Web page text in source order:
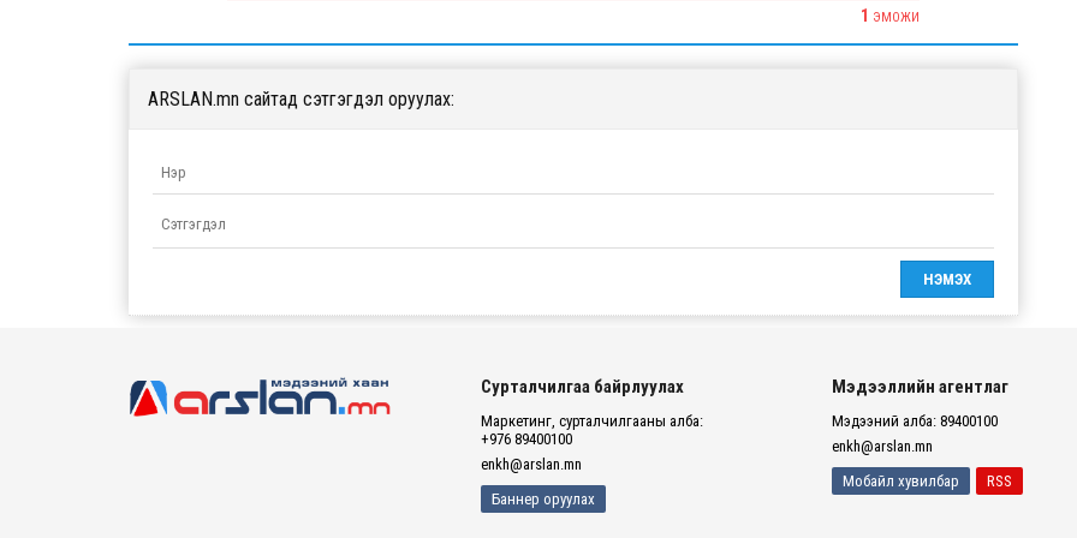
1 ЭМОЖИ
ARSLAN.mn сайтад сэтгэгдэл оруулах:
Сурталчилгаа байрлуулах
Маркетинг, сурталчилгааны алба:
+976 89400100
enkh@arslan.mn
Баннер оруулах
Мэдээллийн агентлаг
Мэдээний алба: 89400100
enkh@arslan.mn
Мобайл хувилбар
RSS